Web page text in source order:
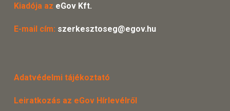
Kiadója az eGov Kft.
E-mail cím: szerkesztoseg@egov.hu
Adatvédelmi tájékoztató
Leiratkozás az eGov Hírlevélről